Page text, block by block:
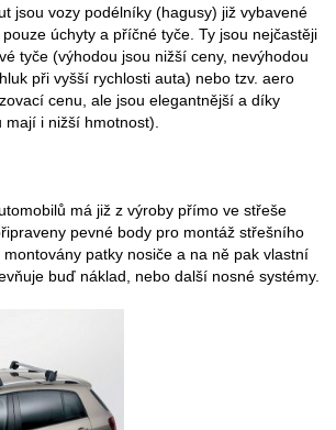
jsou vozy podélníky (hagusy) již vybavené
úchyty a příčné tyče. Ty jsou nejčastěji
tyče (výhodou jsou nižší ceny, nevýhodou
při vyšší rychlosti auta) nebo tzv. aero
cenu, ale jsou elegantnější a díky
i nižší hmotnost).
má již z výroby přímo ve střeše
pevné body pro montáž střešního
patky nosiče a na ně pak vlastní
buď náklad, nebo další nosné systémy.